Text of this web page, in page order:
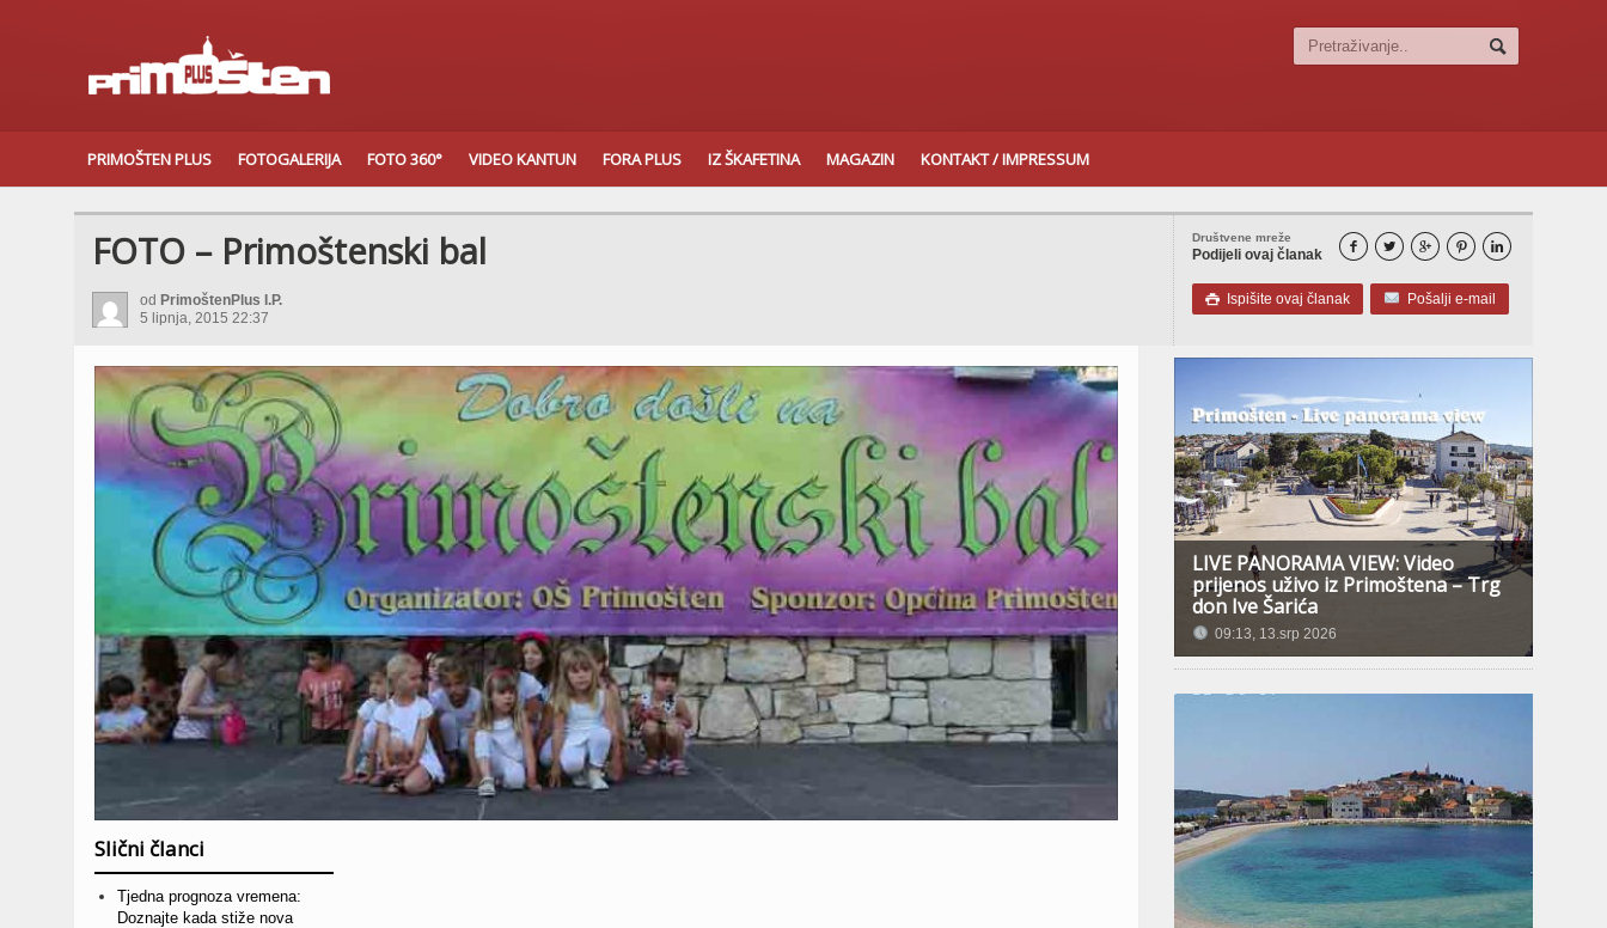
PRIMOŠTEN PLUS FOTOGALERIJA FOTO 360° VIDEO KANTUN FORA PLUS IZ ŠKAFETINA MAGAZIN KONTAKT / IMPRESSUM
Društvene mreže
Podijeli ovaj članak     
 Ispišite ovaj članak Pošalji e-mail
FOTO – Primoštenski bal
od PrimoštenPlus I.P.
5 lipnja, 2015 22:37
Slični članci
Tjedna prognoza vremena:
Doznajte kada stiže nova
LIVE PANORAMA VIEW: Video
prijenos uživo iz Primoštena – Trg
don Ive Šarića
09:13, 13.srp 2026